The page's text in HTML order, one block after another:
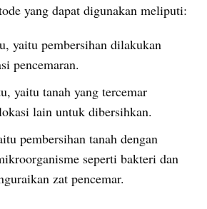
yang dapat digunakan meliputi:
yaitu pembersihan dilakukan
pencemaran.
yaitu tanah yang tercemar
lain untuk dibersihkan.
pembersihan tanah dengan
seperti bakteri dan
zat pencemar.